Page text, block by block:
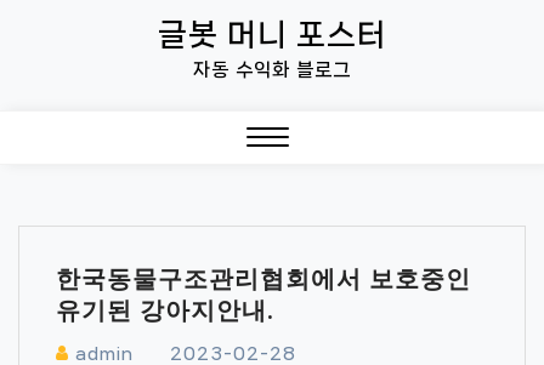
글봇 머니 포스터
자동 수익화 블로그
한국동물구조관리협회에서 보호중인
유기된 강아지안내.
admin 2023-02-28